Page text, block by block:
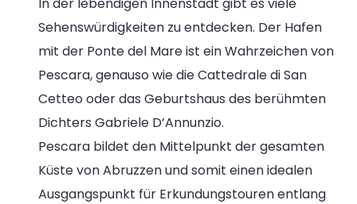
Sehenswürdigkeiten zu entdecken. Der Hafen
mit der Ponte del Mare ist ein Wahrzeichen von
Pescara, genauso wie die Cattedrale di San
Cetteo oder das Geburtshaus des berühmten
Dichters Gabriele D’Annunzio.
Pescara bildet den Mittelpunkt der gesamten
Küste von Abruzzen und somit einen idealen
Ausgangspunkt für Erkundungstouren entlang